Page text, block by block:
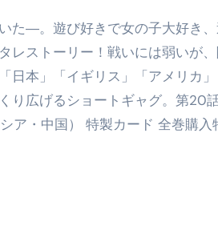
た―。遊び好きで女の子大好き
レストーリー！戦いには弱いが
日本」「イギリス」「アメリカ
り広げるショートギャグ。第20
ア・中国） 特製カード 全巻購